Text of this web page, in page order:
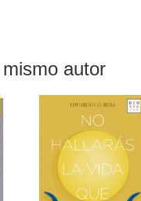
autor